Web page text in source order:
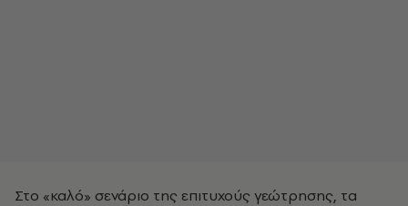
Στο «καλό» σενάριο της επιτυχούς γεώτρησης, τα